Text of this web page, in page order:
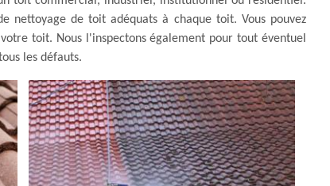
nettoyage de toit adéquats à chaque toit. Vous pouvez
toit. Nous l'inspectons également pour tout éventuel
les défauts.